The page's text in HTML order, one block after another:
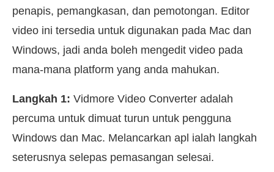
penapis, pemangkasan, dan pemotongan. Editor
video ini tersedia untuk digunakan pada Mac dan
Windows, jadi anda boleh mengedit video pada
mana-mana platform yang anda mahukan.
Langkah 1: Vidmore Video Converter adalah
percuma untuk dimuat turun untuk pengguna
Windows dan Mac. Melancarkan apl ialah langkah
seterusnya selepas pemasangan selesai.